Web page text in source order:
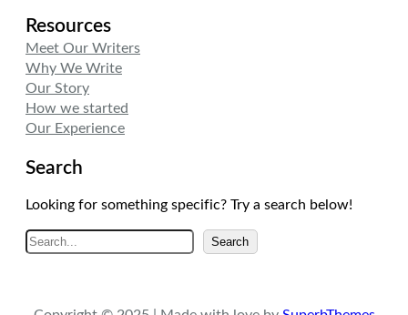
Resources
Meet Our Writers
Why We Write
Our Story
How we started
Our Experience
Search
Looking for something specific? Try a search below!
A
r
Search